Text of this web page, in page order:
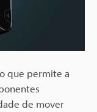
que permite a
de mover